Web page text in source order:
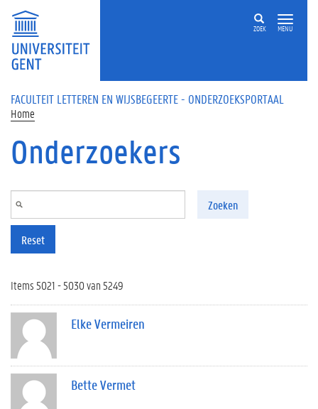
Overslaan en naar de inhoud gaan
ZOEK MENU
FACULTEIT LETTEREN EN WIJSBEGEERTE - ONDERZOEKSPORTAAL
Home
Onderzoekers
Zoeken
Reset
Items 5021 - 5030 van 5249
Elke Vermeiren
Bette Vermet